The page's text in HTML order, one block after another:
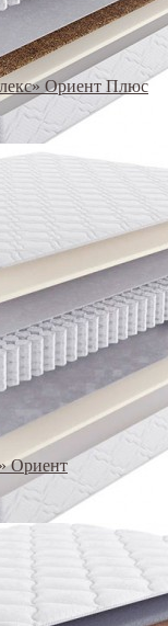
Ориент Плюс
Ориент